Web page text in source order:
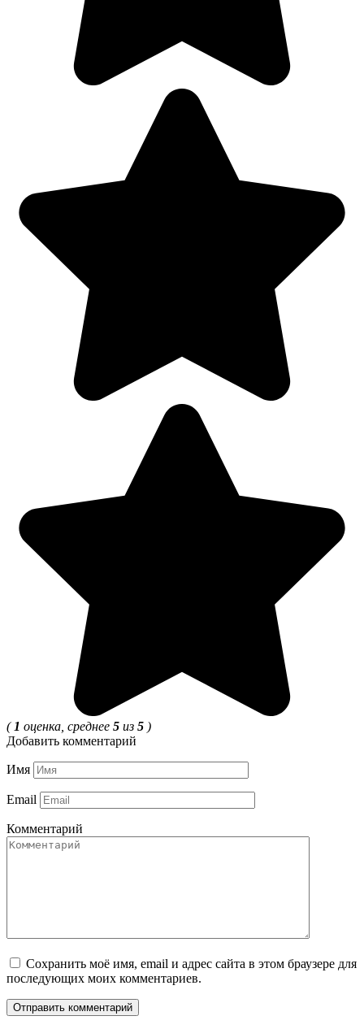
( 1 оценка, среднее 5 из 5 )
Добавить комментарий
Имя
Email
Комментарий
Сохранить моё имя, email и адрес сайта в этом браузере для
последующих моих комментариев.